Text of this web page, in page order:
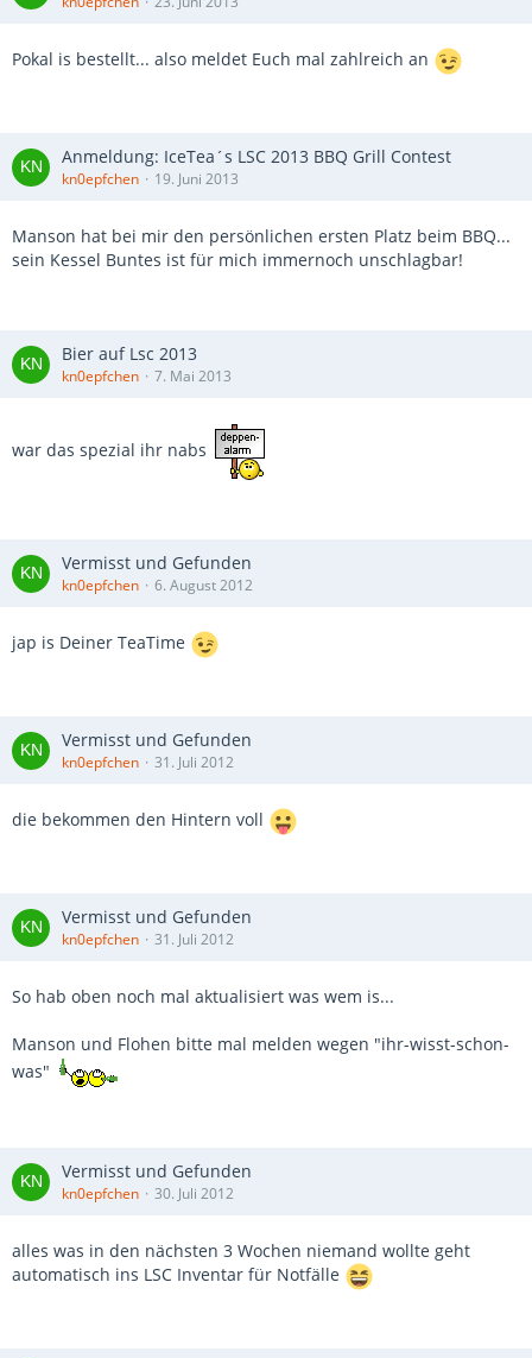
Pokal is bestellt... also meldet Euch mal zahlreich an
Anmeldung: IceTea´s LSC 2013 BBQ Grill Contest
kn0epfchen 19. Juni 2013
Manson hat bei mir den persönlichen ersten Platz beim BBQ...
sein Kessel Buntes ist für mich immernoch unschlagbar!
Bier auf Lsc 2013
kn0epfchen 7. Mai 2013
war das spezial ihr nabs
Vermisst und Gefunden
kn0epfchen 6. August 2012
jap is Deiner TeaTime
Vermisst und Gefunden
kn0epfchen 31. Juli 2012
die bekommen den Hintern voll
Vermisst und Gefunden
kn0epfchen 31. Juli 2012
So hab oben noch mal aktualisiert was wem is...
Manson und Flohen bitte mal melden wegen "ihr-wisst-schon-
was"
Vermisst und Gefunden
kn0epfchen 30. Juli 2012
alles was in den nächsten 3 Wochen niemand wollte geht
automatisch ins LSC Inventar für Notfälle